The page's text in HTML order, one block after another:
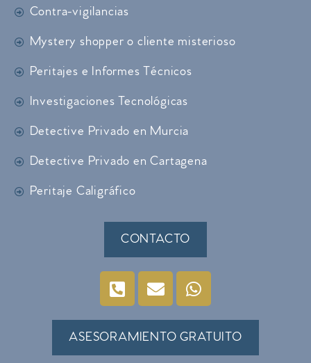
Contra-vigilancias
Mystery shopper o cliente misterioso
Peritajes e Informes Técnicos
Investigaciones Tecnológicas
Detective Privado en Murcia
Detective Privado en Cartagena
Peritaje Caligráfico
CONTACTO
ASESORAMIENTO GRATUITO